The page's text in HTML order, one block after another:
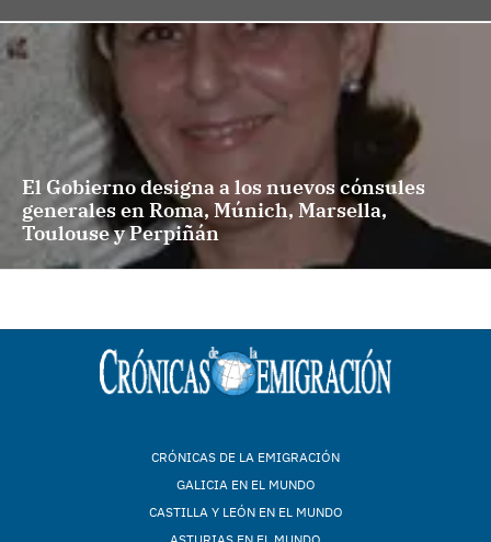
El Gobierno designa a los nuevos cónsules
generales en Roma, Múnich, Marsella,
Toulouse y Perpiñán
CRÓNICAS DE LA EMIGRACIÓN
GALICIA EN EL MUNDO
CASTILLA Y LEÓN EN EL MUNDO